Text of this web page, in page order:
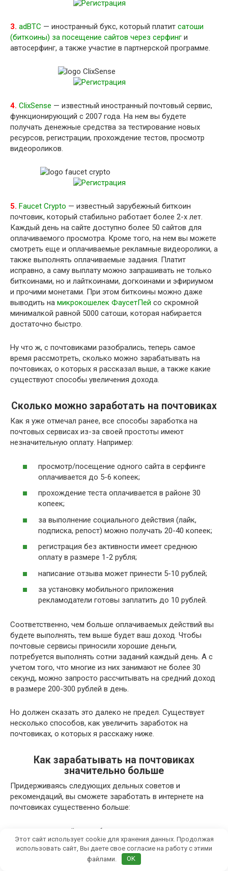
3. adBTC — иностранный букс, который платит сатоши
(биткоины) за посещение сайтов через серфинг и
автосерфинг, а также участие в партнерской программе.
4. ClixSense — известный иностранный почтовый сервис,
функционирующий с 2007 года. На нем вы будете
получать денежные средства за тестирование новых
ресурсов, регистрации, прохождение тестов, просмотр
видеороликов.
5. Faucet Crypto — известный зарубежный биткоин
почтовик, который стабильно работает более 2-х лет.
Каждый день на сайте доступно более 50 сайтов для
оплачиваемого просмотра. Кроме того, на нем вы можете
смотреть еще и оплачиваемые рекламные видеоролики, а
также выполнять оплачиваемые задания. Платит
исправно, а саму выплату можно запрашивать не только
биткоинами, но и лайткоинами, догкоинами и эфириумом
и прочими монетами. При этом биткоины можно даже
выводить на микрокошелек ФаусетПей со скромной
минималкой равной 5000 сатоши, которая набирается
достаточно быстро.
Ну что ж, с почтовиками разобрались, теперь самое
время рассмотреть, сколько можно зарабатывать на
почтовиках, о которых я рассказал выше, а также какие
существуют способы увеличения дохода.
Сколько можно заработать на почтовиках
Как я уже отмечал ранее, все способы заработка на
почтовых сервисах из-за своей простоты имеют
незначительную оплату. Например:
просмотр/посещение одного сайта в серфинге
оплачивается до 5-6 копеек;
прохождение теста оплачивается в районе 30
копеек;
за выполнение социального действия (лайк,
подписка, репост) можно получать 20-40 копеек;
регистрация без активности имеет среднюю
оплату в размере 1-2 рубля;
написание отзыва может принести 5-10 рублей;
за установку мобильного приложения
рекламодатели готовы заплатить до 10 рублей.
Соответственно, чем больше оплачиваемых действий вы
будете выполнять, тем выше будет ваш доход. Чтобы
почтовые сервисы приносили хорошие деньги,
потребуется выполнять сотни заданий каждый день. А с
учетом того, что многие из них занимают не более 30
секунд, можно запросто рассчитывать на средний доход
в размере 200-300 рублей в день.
Но должен сказать это далеко не предел. Существует
несколько способов, как увеличить заработок на
почтовиках, о которых я расскажу ниже.
Как зарабатывать на почтовиках
значительно больше
Придерживаясь следующих дельных советов и
рекомендаций, вы сможете заработать в интернете на
почтовиках существенно больше:
используйте в работе несколько почтовиков,
которые хорошо платят. Так вы значительно
расширите объем оплачиваемой работы и даже
сможете выполнять ее одновременно;
Этот сайт использует cookie для хранения данных. Продолжая
использовать сайт, Вы даете свое согласие на работу с этими
файлами.
OK